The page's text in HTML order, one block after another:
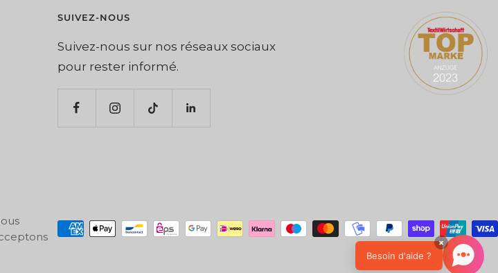
SUIVEZ-NOUS
Suivez-nous sur nos réseaux sociaux
pour rester informé.
×
Besoin d'aide ?